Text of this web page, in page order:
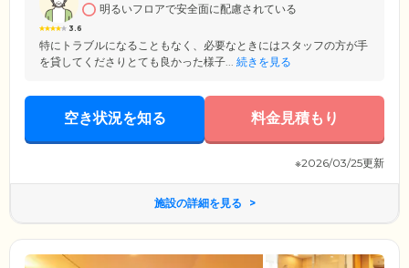
3.6
明るいフロアで安全面に配慮されている
特にトラブルになることもなく、必要なときにはスタッフの方が手
を貸してくださりとても良かった様子... 続きを見る
空き状況を知る 料金見積もり
※2026/03/25更新
施設の詳細を見る